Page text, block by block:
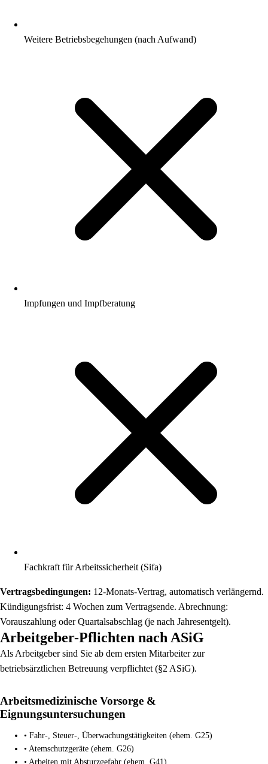
Weitere Betriebsbegehungen (nach Aufwand)
Impfungen und Impfberatung
Fachkraft für Arbeitssicherheit (Sifa)
Vertragsbedingungen: 12-Monats-Vertrag, automatisch verlängernd.
Kündigungsfrist: 4 Wochen zum Vertragsende. Abrechnung:
Vorauszahlung oder Quartalsabschlag (je nach Jahresentgelt).
Arbeitgeber-Pflichten nach ASiG
Als Arbeitgeber sind Sie ab dem ersten Mitarbeiter zur
betriebsärztlichen Betreuung verpflichtet (§2 ASiG).
Arbeitsmedizinische Vorsorge &
Eignungsuntersuchungen
• Fahr-, Steuer-, Überwachungstätigkeiten (ehem. G25)
• Atemschutzgeräte (ehem. G26)
• Arbeiten mit Absturzgefahr (ehem. G41)